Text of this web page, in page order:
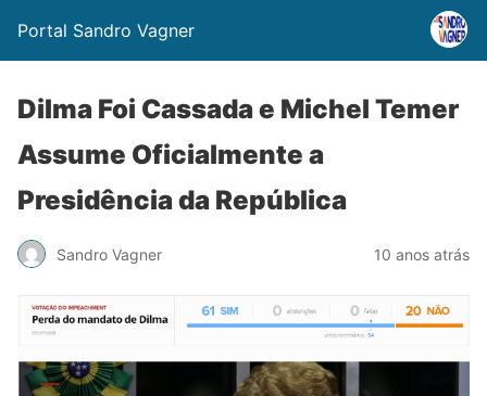
Portal Sandro Vagner
Dilma Foi Cassada e Michel Temer
Assume Oficialmente a
Presidência da República
Sandro Vagner 10 anos atrás